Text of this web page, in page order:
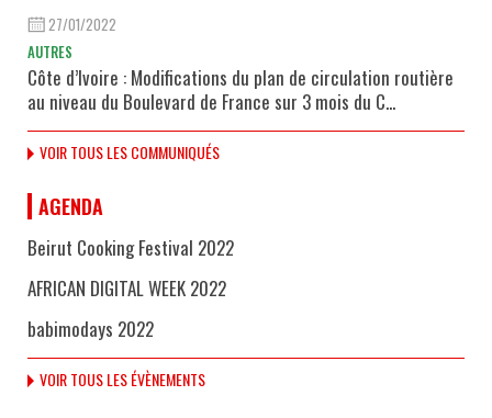
27/01/2022
AUTRES
Côte d’Ivoire : Modifications du plan de circulation routière
au niveau du Boulevard de France sur 3 mois du C...
VOIR TOUS LES COMMUNIQUÉS
AGENDA
Beirut Cooking Festival 2022
AFRICAN DIGITAL WEEK 2022
babimodays 2022
VOIR TOUS LES ÉVÈNEMENTS